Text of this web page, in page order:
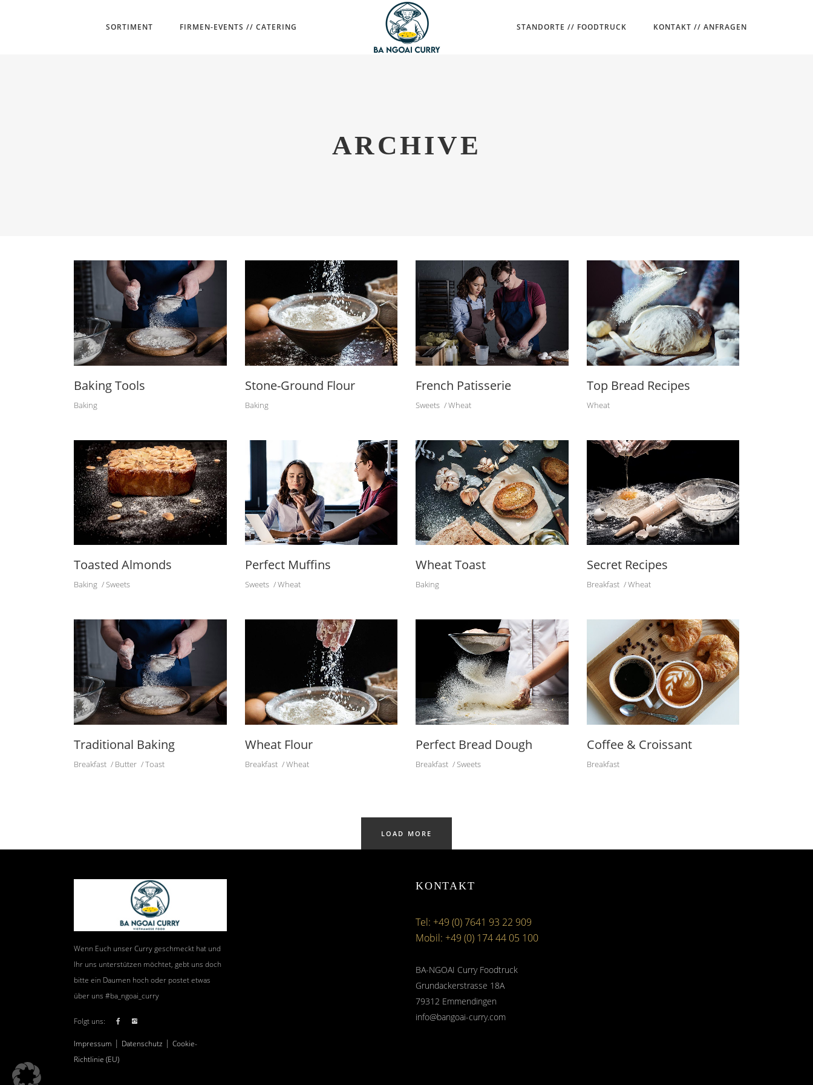
SORTIMENT FIRMEN-EVENTS // CATERING STANDORTE // FOODTRUCK KONTAKT // ANFRAGEN
ARCHIVE
Baking Tools
Baking
Stone-Ground Flour
Baking
French Patisserie
Sweets Wheat
Top Bread Recipes
Wheat
Toasted Almonds
Baking Sweets
Perfect Muffins
Sweets Wheat
Wheat Toast
Baking
Secret Recipes
Breakfast Wheat
Traditional Baking
Breakfast Butter Toast
Wheat Flour
Breakfast Wheat
Perfect Bread Dough
Breakfast Sweets
Coffee & Croissant
Breakfast
LOAD MORE
Wenn Euch unser Curry geschmeckt hat und
Ihr uns unterstützen möchtet, gebt uns doch
bitte ein Daumen hoch oder postet etwas
über uns #ba_ngoai_curry
Folgt uns:
Impressum | Datenschutz | Cookie-
Richtlinie (EU)
KONTAKT
Tel: +49 (0) 7641 93 22 909
Mobil: +49 (0) 174 44 05 100
BA-NGOAI Curry Foodtruck
Grundackerstrasse 18A
79312 Emmendingen
info@bangoai-curry.com